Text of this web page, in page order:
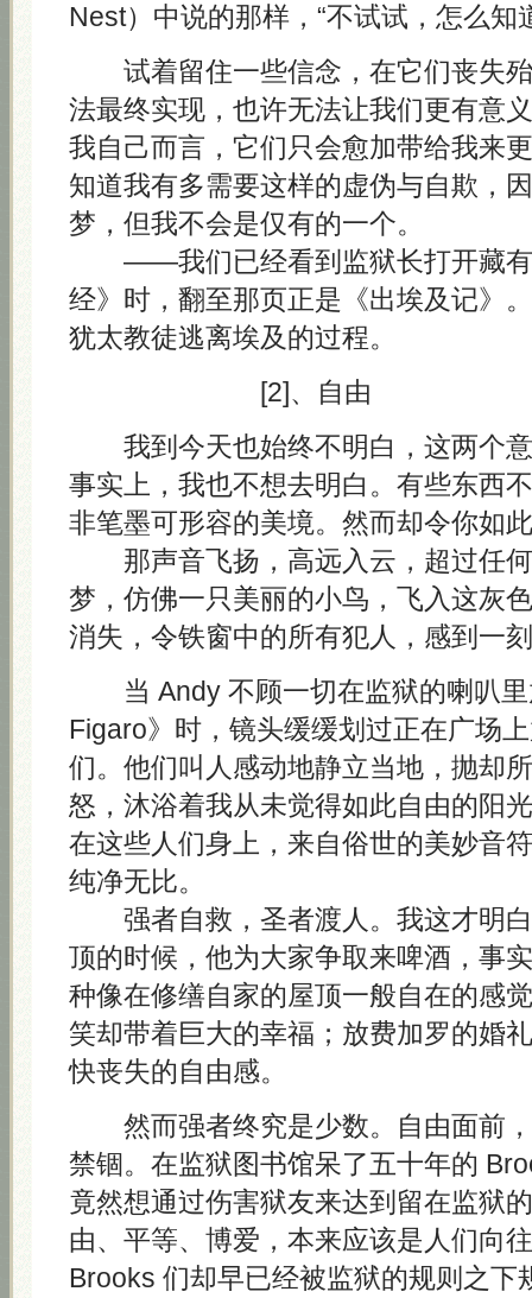
Nest）中说的那样，“不试试，怎么知
试着留住一些信念，在它们丧失殆
法最终实现，也许无法让我们更有
我自己而言，它们只会愈加带给我来
知道我有多需要这样的虚伪与自欺，
梦，但我不会是仅有的一个。
——我们已经看到监狱长打开藏有
经》时，翻至那页正是《出埃及记》
犹太教徒逃离埃及的过程。
[2]、自由
我到今天也始终不明白，这两个意
事实上，我也不想去明白。有些东西
非笔墨可形容的美境。然而却令你如
那声音飞扬，高远入云，超过任何
梦，仿佛一只美丽的小鸟，飞入这灰
消失，令铁窗中的所有犯人，感到一
当 Andy 不顾一切在监狱的喇叭里
Figaro》时，镜头缓缓划过正在广场
们。他们叫人感动地静立当地，抛却
怒，沐浴着我从未觉得如此自由的阳
在这些人们身上，来自俗世的美妙音
纯净无比。
强者自救，圣者渡人。我这才明白
顶的时候，他为大家争取来啤酒，事
种像在修缮自家的屋顶一般自在的感
笑却带着巨大的幸福；放费加罗的婚
快丧失的自由感。
然而强者终究是少数。自由面前，
禁锢。在监狱图书馆呆了五十年的
竟然想通过伤害狱友来达到留在监狱
由、平等、博爱，本来应该是人们向
Brooks 们却早已经被监狱的规则之下